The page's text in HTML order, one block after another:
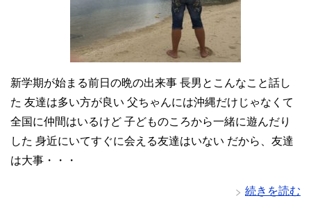
新学期が始まる前日の晩の出来事 長男とこんなこと話し
た 友達は多い方が良い 父ちゃんには沖縄だけじゃなくて
全国に仲間はいるけど 子どものころから一緒に遊んだり
した 身近にいてすぐに会える友達はいない だから、友達
は大事・・・
続きを読む